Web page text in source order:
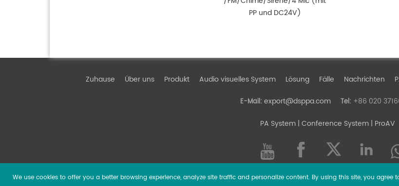
PP und DC24V)
Zuhause Über uns Produkt Audio visuelles System Lösung Fälle Nachrichten
E-Mail: export@dsppa.com Tel: +86 020
PA System| Conference System | ProAV
We use cookies to offer you a better browsing experience, analyze site traffic and personalize content. By using this site, you agree